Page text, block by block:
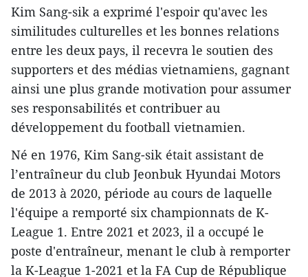
Kim Sang-sik a exprimé l'espoir qu'avec les
similitudes culturelles et les bonnes relations
entre les deux pays, il recevra le soutien des
supporters et des médias vietnamiens, gagnant
ainsi une plus grande motivation pour assumer
ses responsabilités et contribuer au
développement du football vietnamien.
Né en 1976, Kim Sang-sik était assistant de
l’entraîneur du club Jeonbuk Hyundai Motors
de 2013 à 2020, période au cours de laquelle
l'équipe a remporté six championnats de K-
League 1. Entre 2021 et 2023, il a occupé le
poste d'entraîneur, menant le club à remporter
la K-League 1-2021 et la FA Cup de République